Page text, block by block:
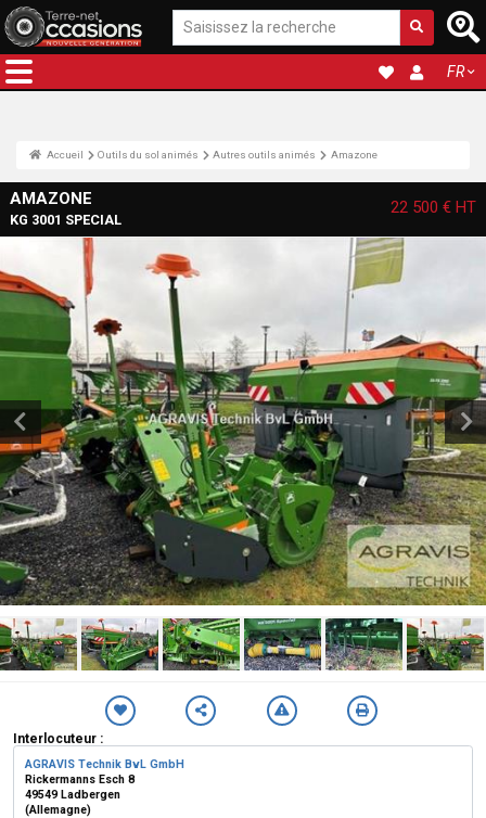
FR
Accueil Outils du sol animés Autres outils animés Amazone
AMAZONE
KG 3001 SPECIAL
22 500 € HT
Interlocuteur :
AGRAVIS Technik BvL GmbH
Rickermanns Esch 8
49549 Ladbergen
(Allemagne)